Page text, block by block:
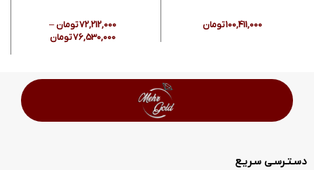
100,411,000تومان 72,212,000تومان–
76,530,000تومان
دسـتـرسـی سـریـع